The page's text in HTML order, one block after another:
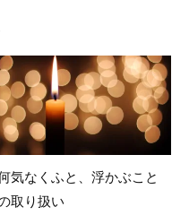
気なくふと、浮かぶこと
取り扱い